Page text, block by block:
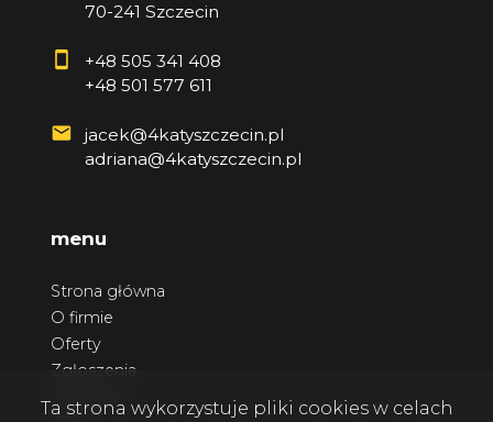
70-241 Szczecin
+48 505 341 408
+48 501 577 611
jacek@4katyszczecin.pl
adriana@4katyszczecin.pl
menu
Strona główna
O firmie
Oferty
Zgłoszenia
Ta strona wykorzystuje pliki cookies w celach